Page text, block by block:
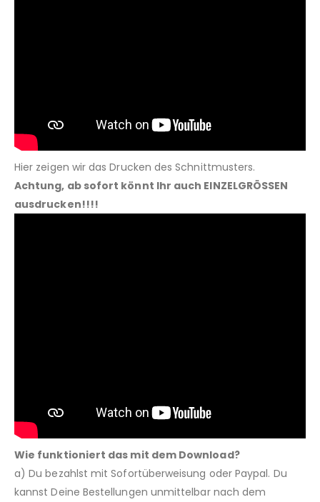
Hier zeigen wir das Drucken des Schnittmusters.
Achtung, ab sofort könnt Ihr auch EINZELGRÖSSEN
ausdrucken!!!!
Wie funktioniert das mit dem Download?
a) Du bezahlst mit Sofortüberweisung oder Paypal. Du
kannst Deine Bestellungen unmittelbar nach dem